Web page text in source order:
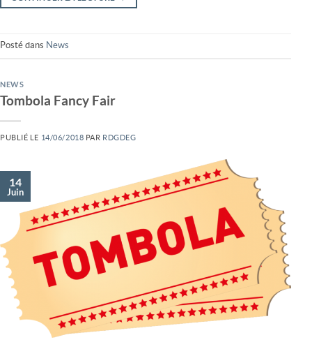
Posté dans News
NEWS
Tombola Fancy Fair
PUBLIÉ LE 14/06/2018 PAR RDGDEG
14
Juin